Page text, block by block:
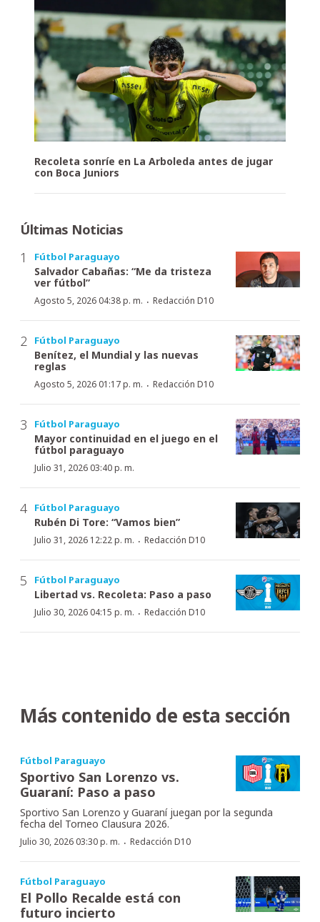
Recoleta sonríe en La Arboleda antes de jugar
con Boca Juniors
Últimas Noticias
Fútbol Paraguayo
Salvador Cabañas: “Me da tristeza
ver fútbol”
Agosto 5, 2026 04:38 p. m. · Redacción D10
Fútbol Paraguayo
Benítez, el Mundial y las nuevas
reglas
Agosto 5, 2026 01:17 p. m. · Redacción D10
Fútbol Paraguayo
Mayor continuidad en el juego en el
fútbol paraguayo
Julio 31, 2026 03:40 p. m.
Fútbol Paraguayo
Rubén Di Tore: “Vamos bien”
Julio 31, 2026 12:22 p. m. · Redacción D10
Fútbol Paraguayo
Libertad vs. Recoleta: Paso a paso
Julio 30, 2026 04:15 p. m. · Redacción D10
Más contenido de esta sección
Fútbol Paraguayo
Sportivo San Lorenzo vs.
Guaraní: Paso a paso
Sportivo San Lorenzo y Guaraní juegan por la segunda
fecha del Torneo Clausura 2026.
Julio 30, 2026 03:30 p. m. · Redacción D10
Fútbol Paraguayo
El Pollo Recalde está con
futuro incierto